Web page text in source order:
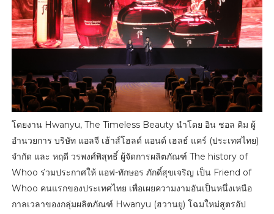
โดยงาน Hwanyu, The Timeless Beauty นำโดย อิน ชอล คิม ผู้
อำนวยการ บริษัท แอลจี เฮ้าส์โฮลด์ แอนด์ เฮลธ์ แคร์ (ประเทศไทย)
จำกัด และ หฤดี วรพงศ์พิสุทธิ์ ผู้จัดการผลิตภัณฑ์ The history of
Whoo ร่วมประกาศให้ แอฟ-ทักษอร ภักดิ์สุขเจริญ เป็น Friend of
Whoo คนแรกของประเทศไทย เพื่อเผยความงามอันเป็นหนึ่งเหนือ
กาลเวลาของกลุ่มผลิตภัณฑ์ Hwanyu (ฮวานยู) โฉมใหม่สูตรอัป